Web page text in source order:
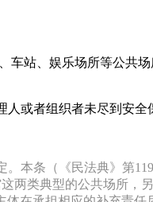
车站、娱乐场所等公共
或者组织者未尽到安全
。本条（《民法典》第
两类典型的公共场所，